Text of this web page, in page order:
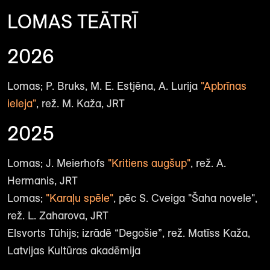
LOMAS TEĀTRĪ
2026
Lomas; P. Bruks, M. E. Estjēna, A. Lurija "Apbrīnas
ieleja", rež. M. Kaža, JRT
2025
Lomas; J. Meierhofs "Kritiens augšup", rež. A.
Hermanis, JRT
Lomas; "Karaļu spēle", pēc S. Cveiga "Šaha novele",
rež. L. Zaharova, JRT
Elsvorts Tūhijs; izrādē “Degošie”, rež. Matīss Kaža,
Latvijas Kultūras akadēmija